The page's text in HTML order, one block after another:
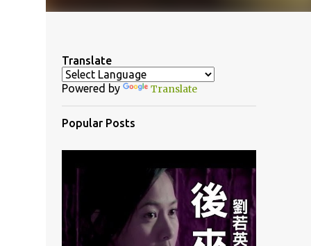
Translate
Powered by Translate
Popular Posts